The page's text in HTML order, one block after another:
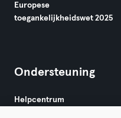
Europese
toegankelijkheidswet 2025
Ondersteuning
Helpcentrum